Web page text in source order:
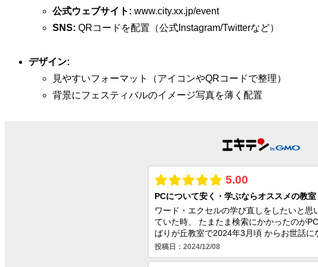
公式ウェブサイト: www.city.xx.jp/event
SNS: QRコードを配置（公式Instagram/Twitterなど）
デザイン:
見やすいフォーマット（アイコンやQRコードで整理）
背景にフェスティバルのイメージ写真を薄く配置